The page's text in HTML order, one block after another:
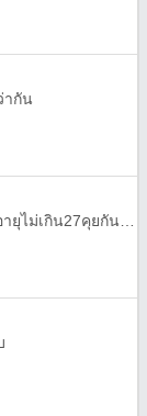
ากัน